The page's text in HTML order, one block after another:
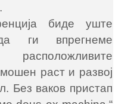
биде уште
ги впрегнеме
раст и развој
Без ваков пристап